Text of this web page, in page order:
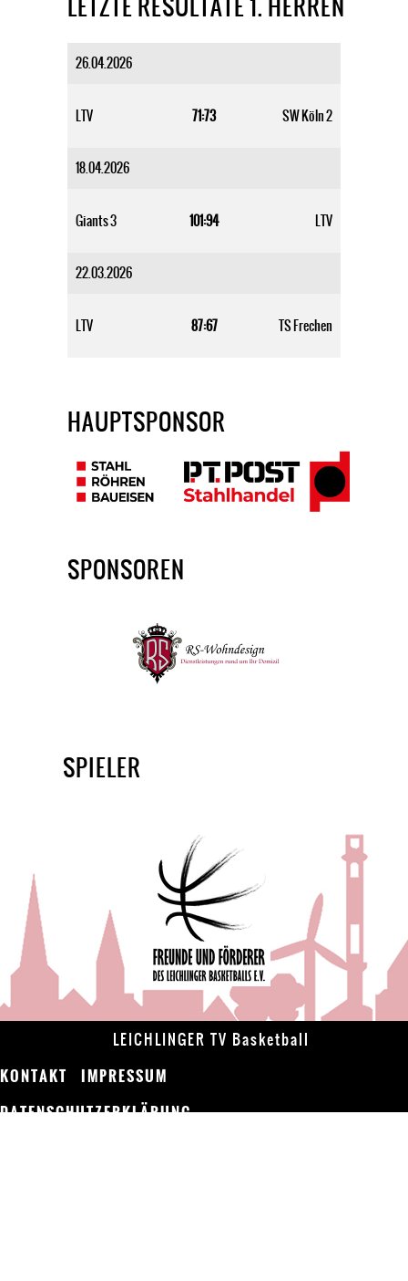
26.04.2026
71:73
LTV SW Köln 2
18.04.2026
101:94
Giants 3 LTV
22.03.2026
87:67
LTV TS Frechen
HAUPTSPONSOR
SPONSOREN
SPIELER
LEICHLINGER TV Basketball
KONTAKT
IMPRESSUM
DATENSCHUTZERKLÄRUNG